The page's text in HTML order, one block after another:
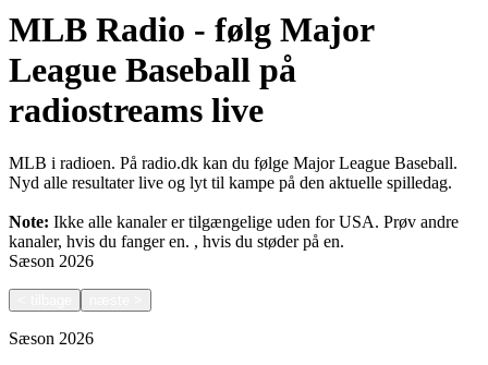
MLB Radio - følg Major
League Baseball på
radiostreams live
MLB i radioen. På radio.dk kan du følge Major League Baseball.
Nyd alle resultater live og lyt til kampe på den aktuelle spilledag.
Note: Ikke alle kanaler er tilgængelige uden for USA. Prøv andre
kanaler, hvis du fanger en. , hvis du støder på en.
Sæson 2026
Sæson 2026